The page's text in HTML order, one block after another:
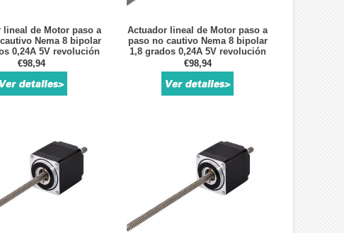
lineal de Motor paso a
Nema 8 bipolar
0,24A 5V revolución
2mm/0,07874 "tornillo
plomo 150mm
€98,94
Actuador lineal de Motor paso a
paso no cautivo Nema 8 bipolar
1,8 grados 0,24A 5V revolución
de plomo 4mm/0,15748 "tornillo
de plomo 150mm
€98,94